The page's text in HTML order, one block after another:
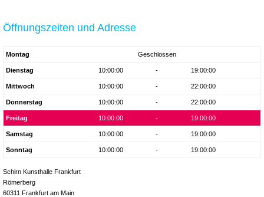
Öffnungszeiten und Adresse
Montag Geschlossen
Dienstag 10:00:00 - 19:00:00
Mittwoch 10:00:00 - 22:00:00
Donnerstag 10:00:00 - 22:00:00
Freitag 10:00:00 - 19:00:00
Samstag 10:00:00 - 19:00:00
Sonntag 10:00:00 - 19:00:00
Schirn Kunsthalle Frankfurt
Römerberg
60311 Frankfurt am Main